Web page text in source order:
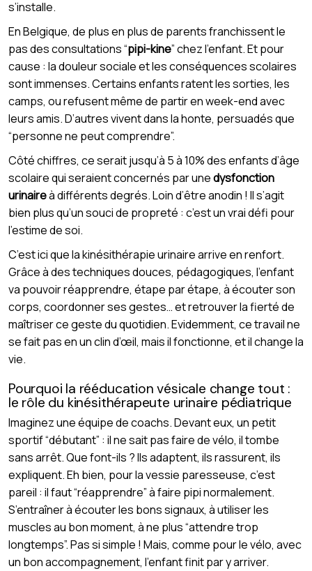
s’installe.
En Belgique, de plus en plus de parents franchissent le
pas des consultations “pipi-kine” chez l’enfant. Et pour
cause : la douleur sociale et les conséquences scolaires
sont immenses. Certains enfants ratent les sorties, les
camps, ou refusent même de partir en week-end avec
leurs amis. D’autres vivent dans la honte, persuadés que
“personne ne peut comprendre”.
Côté chiffres, ce serait jusqu’à 5 à 10% des enfants d’âge
scolaire qui seraient concernés par unedysfonction
urinaireà différents degrés. Loin d’être anodin ! Il s’agit
bien plus qu’un souci de propreté : c’est un vrai défi pour
l’estime de soi.
C’est ici que la kinésithérapie urinaire arrive en renfort.
Grâce à des techniques douces, pédagogiques, l’enfant
va pouvoir réapprendre, étape par étape, à écouter son
corps, coordonner ses gestes… et retrouver la fierté de
maîtriser ce geste du quotidien. Evidemment, ce travail ne
se fait pas en un clin d’œil, mais il fonctionne, et il change la
vie.
Pourquoi la rééducation vésicale change tout :
le rôle du kinésithérapeute urinaire pédiatrique
Imaginez une équipe de coachs. Devant eux, un petit
sportif “débutant” : il ne sait pas faire de vélo, il tombe
sans arrêt. Que font-ils ? Ils adaptent, ils rassurent, ils
expliquent. Eh bien, pour la vessie paresseuse, c’est
pareil : il faut “réapprendre” à faire pipi normalement.
S’entraîner à écouter les bons signaux, à utiliser les
muscles au bon moment, à ne plus “attendre trop
longtemps”. Pas si simple ! Mais, comme pour le vélo, avec
un bon accompagnement, l’enfant finit par y arriver.